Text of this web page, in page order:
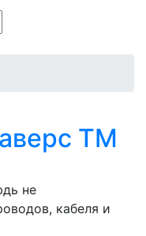
ТМ
не
кабеля и